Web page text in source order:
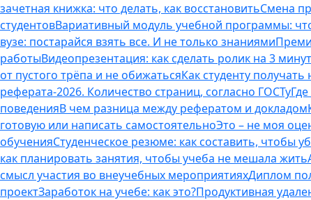
зачетная книжка: что делать, как восстановитьСмена
студентовВариативный модуль учебной программы:
вузе: постарайся взять все. И не только знаниями
работыВидеопрезентация: как сделать ролик на 3
от пустого трёпа и не обижатьсяКак студенту
реферата-2026. Количество страниц, согласно ГОСТу
поведенияВ чем разница между рефератом и докладом
готовую или написать самостоятельноЭто – не моя
обученияСтуденческое резюме: как составить, чтобы
как планировать занятия, чтобы учеба не мешала жить
смысл участия во внеучебных мероприятияхДиплом
проектЗаработок на учебе: как это?Продуктивная